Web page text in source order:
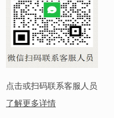
点击或扫码联系客服人员
了解更多详情